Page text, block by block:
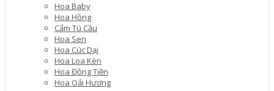
Hoa Baby
Hoa Hồng
Cẩm Tú Cầu
Hoa Sen
Hoa Cúc Dại
Hoa Loa Kèn
Hoa Đồng Tiền
Hoa Oải Hương